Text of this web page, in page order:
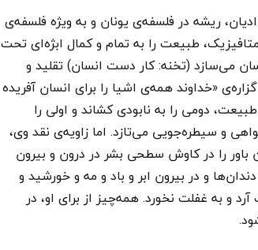
ریشه در فلسفه‌ی یونان و به ویژه فلسفه‌ی
طبیعت را به تمام و کمال ابژه‌ای تحت
می‌سازد (تخنه: کار دست انسان) تقلید و
«خداوند همه‌ی اشیا را برای انسان آفریده
دومی را به نابودی کشاند و اولی را
و سیطره‌جویی می‌تازد. اما زاویه‌ی نقد وی،
باور را در کاوش سطحی بشر در درون و بیرون
و در بیرون ابر و باد و مه و خورشید و
و به غفلت نخورد. همه‌چیز از برای او، در